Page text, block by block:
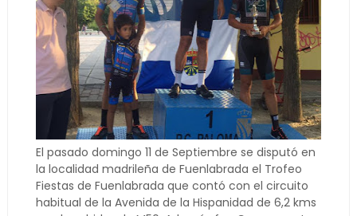
El pasado domingo 11 de Septiembre se disputó en
la localidad madrileña de Fuenlabrada el Trofeo
Fiestas de Fuenlabrada que contó con el circuito
habitual de la Avenida de la Hispanidad de 6,2 kms